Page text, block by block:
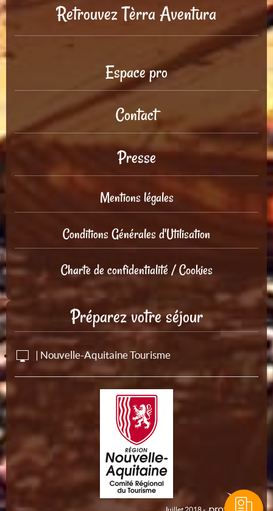
Retrouvez Tèrra Aventura
Espace pro
Contact
Presse
Mentions légales
Conditions Générales d'Utilisation
Charte de confidentialité / Cookies
Préparez votre séjour
| Nouvelle-Aquitaine Tourisme